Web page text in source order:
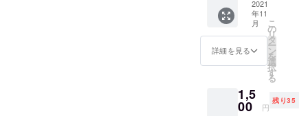
ていた
だきま
す。
2021
年11
月
詳細を見る
こ
の
リ
タ
ー
ン
を
選
択
す
る
1,5
00 円
残り35